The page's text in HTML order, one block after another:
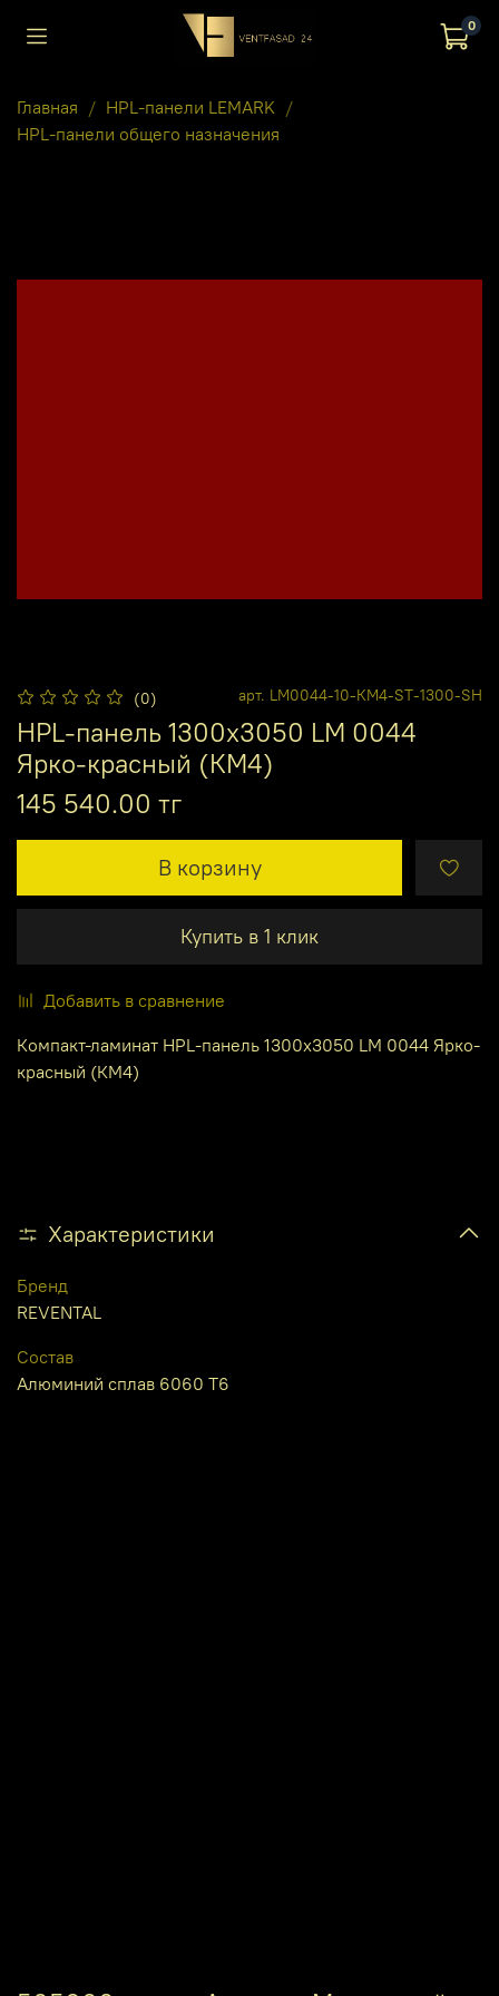
0
Главная
HPL-панели LEMARK
HPL-панели общего назначения
(0) арт. LM0044-10-КМ4-ST-1300-SH
HPL-панель 1300х3050 LM 0044
Ярко-красный (КМ4)
145 540.00 тг
В корзину
Купить в 1 клик
Добавить в сравнение
Компакт-ламинат HPL-панель 1300х3050 LM 0044 Ярко-
красный (КМ4)
Характеристики
Бренд
REVENTAL
Состав
Алюминий сплав 6060 Т6